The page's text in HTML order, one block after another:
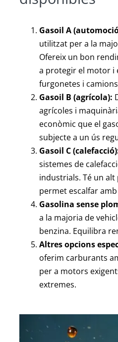
Gasoil A
utilitzat per a la
Ofereix un bon
a protegir el motor i
furgonetes i
Gasoil B (agrícola):
agrícoles i
econòmic que el
subjecte a un ús
Gasoil C
sistemes de
industrials. Té un
permet escalfar
Gasolina sense
a la majoria de
benzina. Equilibra
Altres opcions
oferim carburants
per a motors
extremes.